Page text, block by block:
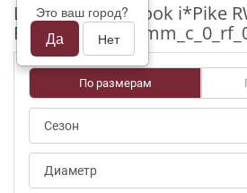
Это ваш город?
Да Нет
Шины бу Hankook i*Pike
R17_215_60_6-
По размерам